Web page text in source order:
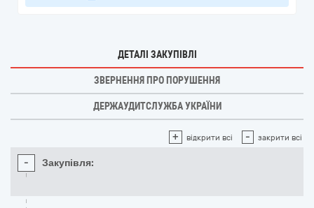
ДЕТАЛІ ЗАКУПІВЛІ
ЗВЕРНЕННЯ ПРО ПОРУШЕННЯ
ДЕРЖАУДИТСЛУЖБА УКРАЇНИ
+ відкрити всі - закрити всі
- Закупівля: